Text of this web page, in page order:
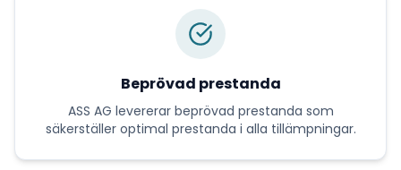
Beprövad prestanda
ASS AG levererar beprövad prestanda som
säkerställer optimal prestanda i alla tillämpningar.